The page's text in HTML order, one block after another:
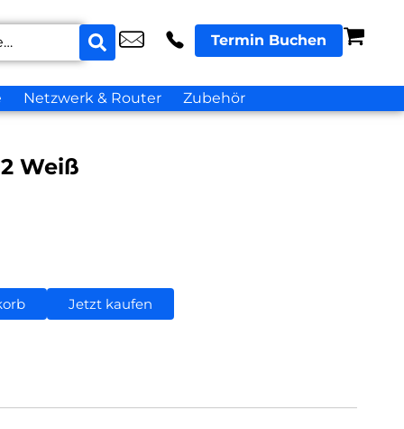
Termin Buchen
Netzwerk & Router Zubehör
Weiß
Jetzt kaufen